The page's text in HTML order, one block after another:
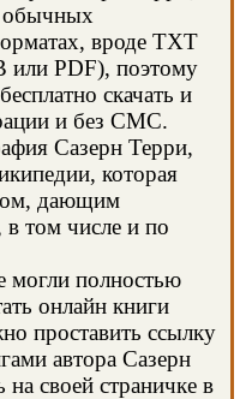
обычных
вроде TXT
или PDF), поэтому
скачать и
и без СМС.
Сазерн Терри,
которая
дающим
том числе и по
могли полностью
онлайн книги
проставить ссылку
автора Сазерн
на своей страничке в